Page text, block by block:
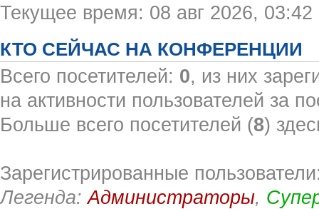
Текущее время: 08 авг 2026, 03:42
КТО СЕЙЧАС НА КОНФЕРЕНЦИИ
Всего посетителей: 0, из них
на активности пользователей за
Больше всего посетителей (8)
Зарегистрированные
Легенда:Администраторы,